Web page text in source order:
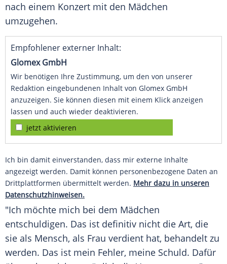
nach einem Konzert mit den Mädchen
umzugehen.
Empfohlener externer Inhalt:
Glomex GmbH
Wir benötigen Ihre Zustimmung, um den von unserer
Redaktion eingebundenen Inhalt von Glomex GmbH
anzuzeigen. Sie können diesen mit einem Klick anzeigen
lassen und auch wieder deaktivieren.
jetzt aktivieren
Ich bin damit einverstanden, dass mir externe Inhalte
angezeigt werden. Damit können personenbezogene Daten an
Drittplattformen übermittelt werden. Mehr dazu in unseren
Datenschutzhinweisen.
"Ich möchte mich bei dem Mädchen
entschuldigen. Das ist definitiv nicht die Art, die
sie als Mensch, als Frau verdient hat, behandelt zu
werden. Das ist mein Fehler, meine Schuld. Dafür